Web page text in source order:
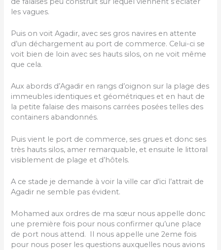
les vagues.
Puis on voit Agadir, avec ses gros navires en attente
d’un déchargement au port de commerce. Celui-ci se
voit bien de loin avec ses hauts silos, on ne voit même
que cela.
Aux abords d’Agadir en rangs d’oignon sur la plage des
immeubles identiques et géométriques et en haut de
la petite falaise des maisons carrées posées telles des
containers abandonnés.
Puis vient le port de commerce, ses grues et donc ses
très hauts silos, amer remarquable, et ensuite le littoral
visiblement de plage et d’hôtels.
A ce stade je demande à voir la ville car d’ici l’attrait de
Agadir ne semble pas évident.
Mohamed aux ordres de ma sœur nous appelle donc
une première fois pour nous confirmer qu’une place
de port nous attend. Il nous appelle une 2eme fois
pour nous poser les questions auxquelles nous avions